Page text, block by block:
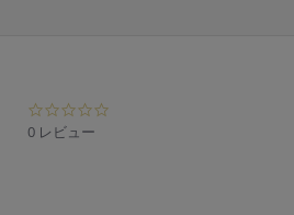
0 レビュー